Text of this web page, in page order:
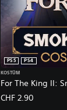
For The King II:
PS5
PS4
KOSTÜM
CHF 2.90